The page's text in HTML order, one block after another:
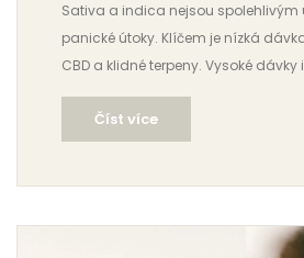
Sativa a indica nejsou spolehlivým
panické útoky. Klíčem je nízká
CBD a klidné terpeny. Vysoké dávky
zhoršit úzkost.
Číst více